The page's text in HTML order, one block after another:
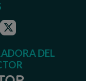
Facebook
Twitter
DEL